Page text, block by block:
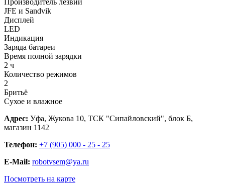
Производитель лезвий
JFE и Sandvik
Дисплей
LED
Индикация
Заряда батареи
Время полной зарядки
2 ч
Количество режимов
2
Бритьё
Сухое и влажное
Адрес: Уфа, Жукова 10, ТСК "Сипайловский", блок Б,
магазин 1142
Телефон: +7 (905) 000 - 25 - 25
E-Mail: robotvsem@ya.ru
Посмотреть на карте